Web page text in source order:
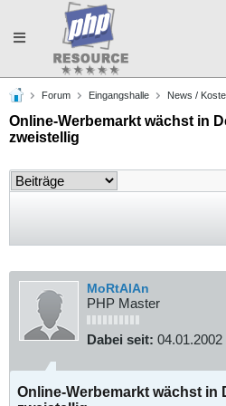
Toggle
navigation
Forum Eingangshalle News /
Online-Werbemarkt wächst in
zweistellig
MoRtAlAn
PHP Master
Dabei seit: 04.01.2002
Online-Werbemarkt wächst in